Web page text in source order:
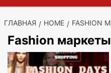
ГЛАВНАЯ HOME FASHION
Fashion маркеты